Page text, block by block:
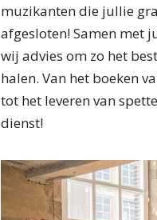
muzikanten die jullie
afgesloten! Samen met
wij advies om zo het
halen. Van het boeken
tot het leveren van
dienst!